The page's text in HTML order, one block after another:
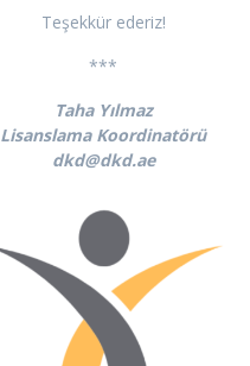
Teşekkür ederiz!
***
Taha Yılmaz
Lisanslama Koordinatörü
dkd@dkd.ae